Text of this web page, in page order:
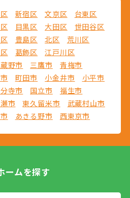
新宿区 文京区
台東区
目黒区 大田区
世田谷区
豊島区 北区
荒川区
葛飾区
江戸川区
野市 三鷹市
青梅市
町田市 小金井市
小平市
寺市 国立市
福生市
市 東久留米市
武蔵村山市
あきる野市 西東京市
ームを探す